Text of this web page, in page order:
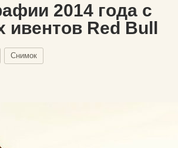
2014 года с
ивентов Red Bull
Снимок